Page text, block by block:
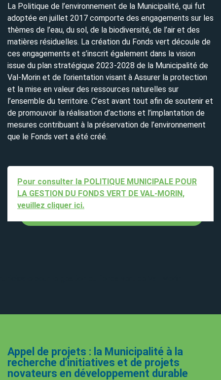
La Politique de l’environnement de la Municipalité, qui fut
adoptée en juillet 2017 comporte des engagements sur les
thèmes de l’eau, du sol, de la biodiversité, de l’air et des
matières résiduelles. La création du Fonds vert découle de
ces engagements et s’inscrit également dans la vision
issue du plan stratégique 2023-2028 de la Municipalité de
Val-Morin et de l’orientation visant à Assurer la protection
et la mise en valeur des ressources naturelles sur
l’ensemble du territoire. C’est avant tout afin de soutenir et
de promouvoir la réalisation d’actions et l’implantation de
mesures contribuant à la préservation de l’environnement
que le Fonds vert a été créé.
Pour consulter la POLITIQUE MUNICIPALE POUR
LA GESTION DU FONDS VERT DE VAL-MORIN,
veuillez cliquer ici.
Appel de projets : la Municipalité à la
recherche d'initiatives et de projets
novateurs en développement durable